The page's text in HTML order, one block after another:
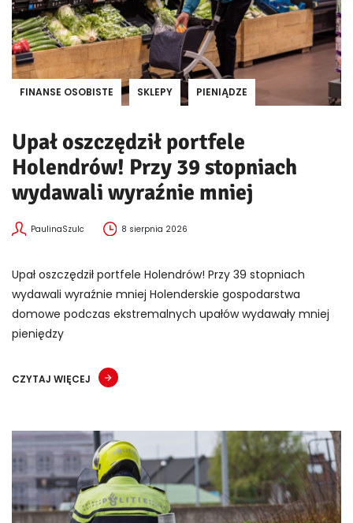
FINANSE OSOBISTE SKLEPY PIENIĄDZE
Upał oszczędził portfele
Holendrów! Przy 39 stopniach
wydawali wyraźnie mniej
PaulinaSzulc 8 sierpnia 2026
Upał oszczędził portfele Holendrów! Przy 39 stopniach
wydawali wyraźnie mniej Holenderskie gospodarstwa
domowe podczas ekstremalnych upałów wydawały mniej
pieniędzy
CZYTAJ WIĘCEJ